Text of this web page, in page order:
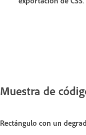
Muestra de
Rectángulo con un